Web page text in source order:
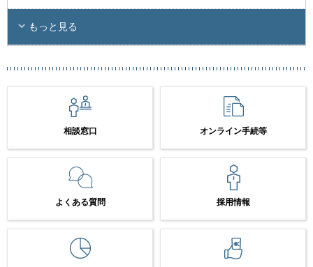
もっと見る
相談窓口 オンライン手続等
よくある質問 採用情報